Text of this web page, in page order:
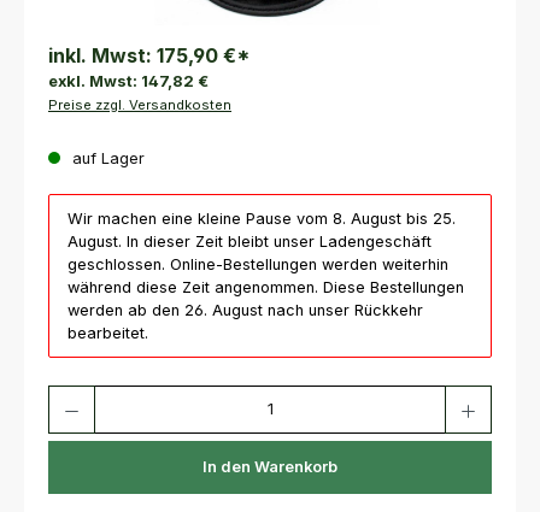
inkl. Mwst: 175,90 €*
exkl. Mwst: 147,82 €
Preise zzgl. Versandkosten
auf Lager
Wir machen eine kleine Pause vom 8. August bis 25.
August. In dieser Zeit bleibt unser Ladengeschäft
geschlossen. Online-Bestellungen werden weiterhin
während diese Zeit angenommen. Diese Bestellungen
werden ab den 26. August nach unser Rückkehr
bearbeitet.
In den Warenkorb